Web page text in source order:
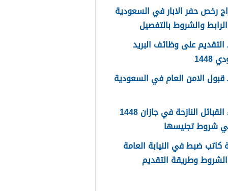
رخص حفر الابار في السعودية
على وظائف البريد
1448
الامن العام في السعودية
اسماء القبائل النازحة في جازان 1448
شروط تجنيسها
ضبط في النيابة العامة